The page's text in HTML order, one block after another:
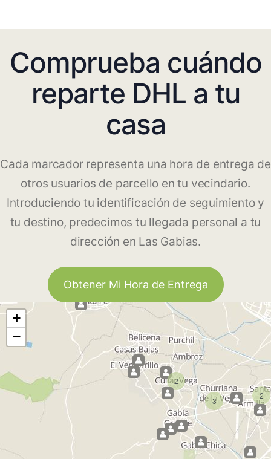
Comprueba cuándo
reparte DHL a tu
casa
Cada marcador representa una hora de entrega de
otros usuarios de parcello en tu vecindario.
Introduciendo tu identificación de seguimiento y
tu destino, predecimos tu llegada personal a tu
dirección en Las Gabias.
Obtener Mi Hora de Entrega
2
3
2
+
−